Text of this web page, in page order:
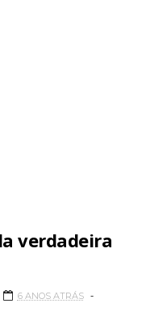
verdadeira
6 ANOS ATRÁS